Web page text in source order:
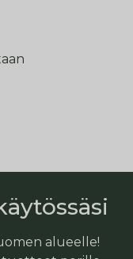
alueelle!